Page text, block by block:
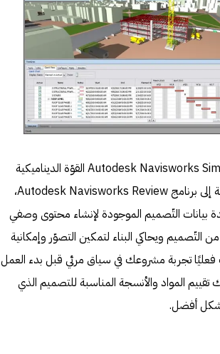
يضيف برنامج Autodesk Navisworks Simulate القوّة الديناميكية
للنموذج 4D والواقعيّة إلى برنامج Autodesk Navisworks Review،
بيانات التّصميم الموجودة لإنشاء محتوى وصفي
ويحاكي البناء لتمكين التصوّر وإمكانية
فعليًا تجربة مشروعك في سياق مرئي قبل بدء العمل
تقييم المواد والأنسجة المناسبة للتصميم الذي
أفضل.